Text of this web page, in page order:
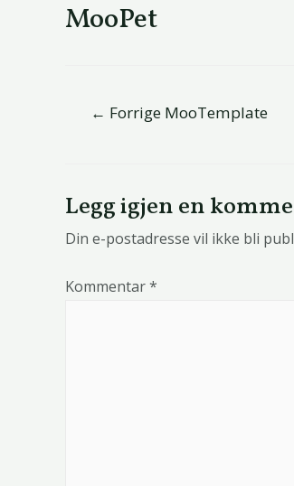
MooPet
← Forrige MooTemplate
Legg igjen en
Din e-postadresse vil ikke bli
Kommentar*